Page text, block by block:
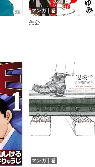
マンガ｜巻
先公
マンガ｜巻